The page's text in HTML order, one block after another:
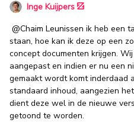
Inge Kuijpers
@Chaim Leunissen ik heb een
staan, hoe kan ik deze op een
concept documenten krijgen.
aangepast en indien er nu een
gemaakt wordt komt inderdaad
standaard inhoud, aangezien
dient deze wel in de nieuwe
getoond te worden.